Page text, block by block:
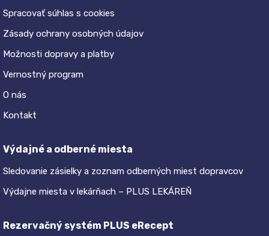
Spracovať súhlas s cookies
Zásady ochrany osobných údajov
Možnosti dopravy a platby
Vernostný program
O nás
Kontakt
Výdajné a odberné miesta
Sledovanie zásielky a zoznam odberných miest dopravcov
Výdajne miesta v lekárňach – PLUS LEKÁREŇ
Rezervačný systém PLUS eRecept